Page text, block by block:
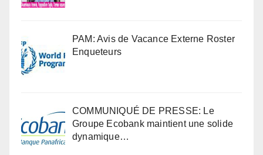
PAM: Avis de Vacance Externe Roster
Enqueteurs
COMMUNIQUÉ DE PRESSE: Le
Groupe Ecobank maintient une solide
dynamique…